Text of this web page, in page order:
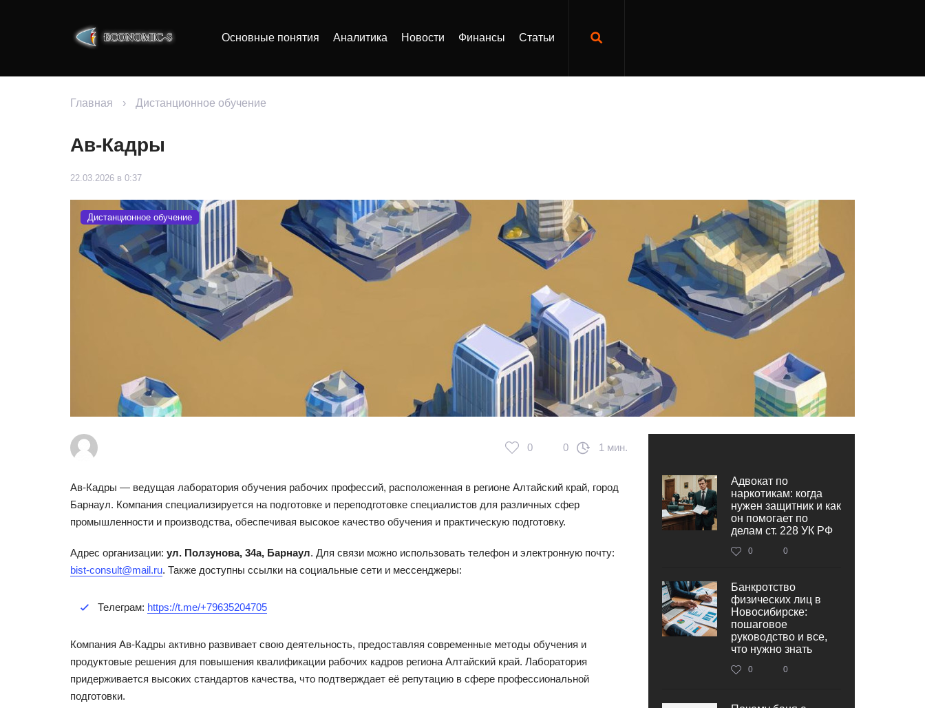
Основные понятия Аналитика Новости Финансы Статьи
Главная › Дистанционное обучение
Ав-Кадры
22.03.2026 в 0:37
Дистанционное обучение
0 0 1 мин.
Ав-Кадры — ведущая лаборатория обучения рабочих профессий, расположенная в регионе Алтайский край, город
Барнаул. Компания специализируется на подготовке и переподготовке специалистов для различных сфер
промышленности и производства, обеспечивая высокое качество обучения и практическую подготовку.
Адрес организации: ул. Ползунова, 34а, Барнаул. Для связи можно использовать телефон и электронную почту:
bist-consult@mail.ru. Также доступны ссылки на социальные сети и мессенджеры:
Телеграм: https://t.me/+79635204705
Компания Ав-Кадры активно развивает свою деятельность, предоставляя современные методы обучения и
продуктовые решения для повышения квалификации рабочих кадров региона Алтайский край. Лаборатория
придерживается высоких стандартов качества, что подтверждает её репутацию в сфере профессиональной
подготовки.
Адвокат по
наркотикам: когда
нужен защитник и как
он помогает по
делам ст. 228 УК РФ
0 0
Банкротство
физических лиц в
Новосибирске:
пошаговое
руководство и все,
что нужно знать
0 0